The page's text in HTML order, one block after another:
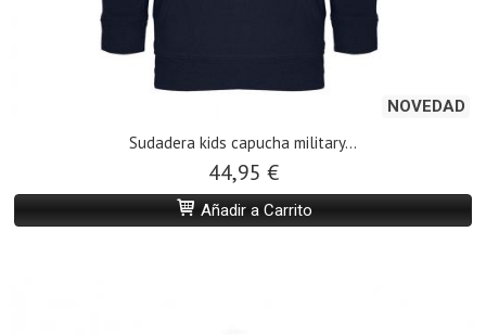
NOVEDAD
Sudadera kids capucha military...
44,95 €
Añadir a Carrito